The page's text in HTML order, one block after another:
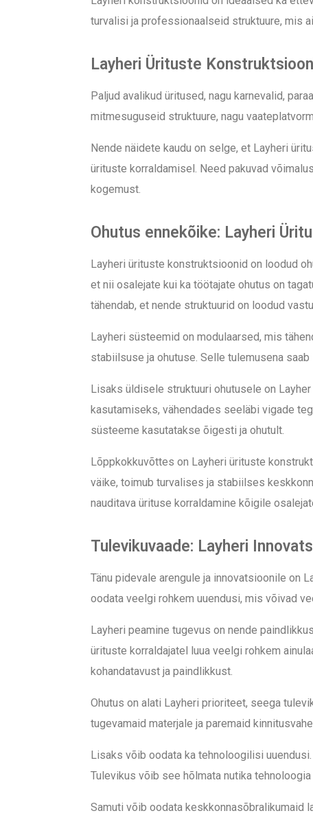
turvalisi ja professionaalseid struktuure, mis
Layheri Ürituste
Paljud avalikud üritused, nagu karnevalid,
mitmesuguseid struktuure, nagu
Nende näidete kaudu on selge, et Layheri
ürituste korraldamisel. Need pakuvad
kogemust.
Ohutus ennekõike: Layheri
Layheri ürituste konstruktsioonid on loodud
et nii osalejate kui ka töötajate ohutus on
tähendab, et nende struktuurid on loodud
Layheri süsteemid on modulaarsed, mis
stabiilsuse ja ohutuse. Selle tulemusena
Lisaks üldisele struktuuri ohutusele on
kasutamiseks, vähendades seeläbi vigade
süsteeme kasutatakse õigesti ja ohutult.
Lõppkokkuvõttes on Layheri ürituste
väike, toimub turvalises ja stabiilses
nauditava ürituse korraldamine kõigile
Tulevikuvaade: Layheri
Tänu pidevale arengule ja innovatsioonile on
oodata veelgi rohkem uuendusi, mis võivad
Layheri peamine tugevus on nende
ürituste korraldajatel luua veelgi rohkem
kohandatavust ja paindlikkust.
Ohutus on alati Layheri prioriteet, seega
tugevamaid materjale ja paremaid
Lisaks võib oodata ka tehnoloogilisi
Tulevikus võib see hõlmata nutika
Samuti võib oodata keskkonnasõbralikumaid